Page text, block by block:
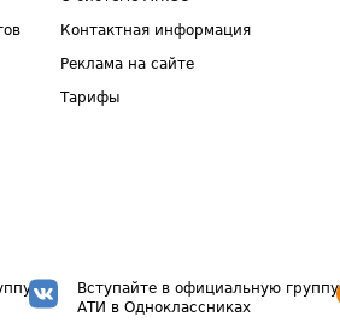
Контактная информация
Реклама на сайте
Тарифы
Вступайте в официальную группу
АТИ в Одноклассниках